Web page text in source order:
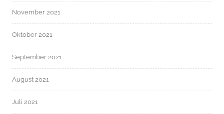
November 2021
Oktober 2021
September 2021
August 2021
Juli 2021